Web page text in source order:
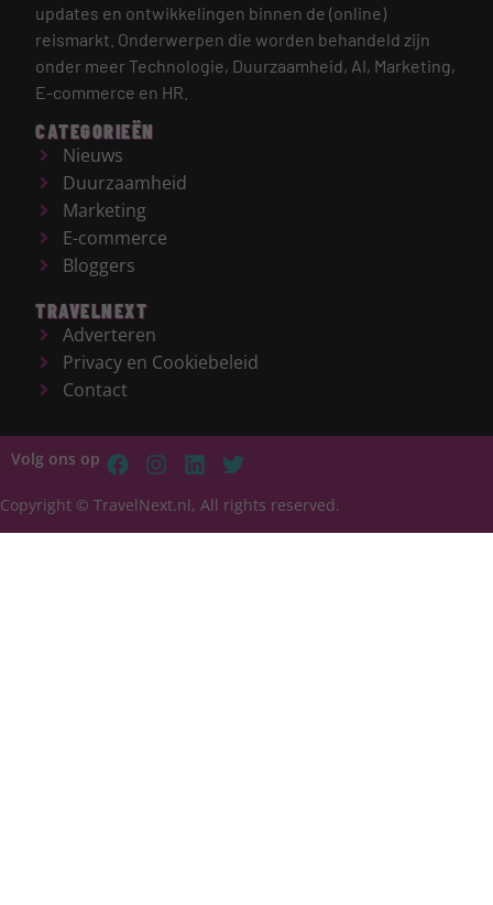
updates en ontwikkelingen binnen de (online)
reismarkt. Onderwerpen die worden behandeld zijn
onder meer Technologie, Duurzaamheid, AI, Marketing,
E-commerce en HR.
CATEGORIEËN
Nieuws
Duurzaamheid
Marketing
E-commerce
Bloggers
TRAVELNEXT
Adverteren
Privacy en Cookiebeleid
Contact
Volg ons op
Copyright © TravelNext.nl, All rights reserved.